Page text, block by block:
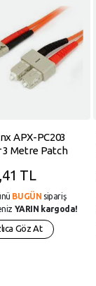
APX-PC203
3 Metre Patch
TL
BUGÜN sipariş
YARIN kargoda!
Göz At